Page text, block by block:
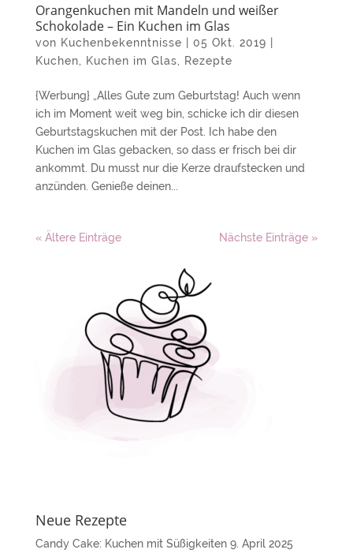
Orangenkuchen mit Mandeln und weißer
Schokolade – Ein Kuchen im Glas
von Kuchenbekenntnisse 05 Okt. 2019
Kuchen
Kuchen im Glas Rezepte
{Werbung} „Alles Gute zum Geburtstag! Auch wenn
ich im Moment weit weg bin, schicke ich dir diesen
Geburtstagskuchen mit der Post. Ich habe den
Kuchen im Glas gebacken, so dass er frisch bei dir
ankommt. Du musst nur die Kerze draufstecken und
anzünden. Genieße deinen...
« Ältere Einträge Nächste Einträge »
Neue Rezepte
Candy Cake: Kuchen mit Süßigkeiten 9. April 2025